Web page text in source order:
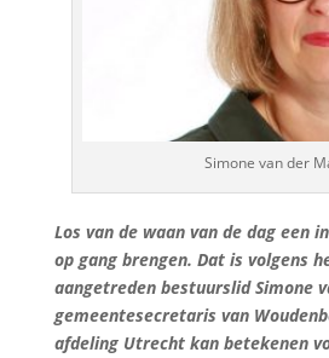
Simone van der
Los van de waan van de dag een
op gang brengen. Dat is volgens
aangetreden bestuurslid Simone
gemeentesecretaris van
afdeling Utrecht kan betekenen